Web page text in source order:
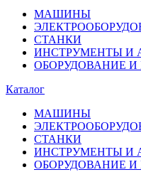
МАШИНЫ
СТАНКИ
ИНСТРУМЕНТЫ И
ОБОРУДОВАНИЕ
Каталог
МАШИНЫ
СТАНКИ
ИНСТРУМЕНТЫ И
ОБОРУДОВАНИЕ